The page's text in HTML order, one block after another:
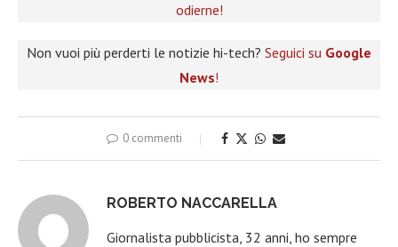
odierne!
Non vuoi più perderti le notizie hi-tech? Seguici su Google
News!
0 commenti
ROBERTO NACCARELLA
Giornalista pubblicista, 32 anni, ho sempre